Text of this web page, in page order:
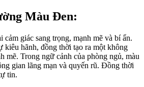
Màu Đen:
cảm giác sang trọng, mạnh mẽ và bí ẩn.
kiêu hãnh, đồng thời tạo ra một không
mẽ. Trong ngữ cảnh của phòng ngủ, màu
gian lãng mạn và quyến rũ. Đồng thời
tin.